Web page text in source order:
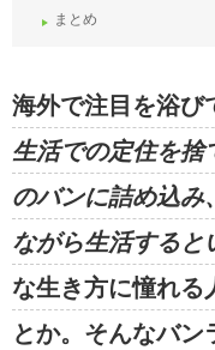
まとめ
海外で注目を浴び
生活での定住を捨
のバンに詰め込み、
ながら生活すると
な生き方に憧れる
とか。 そんなバン